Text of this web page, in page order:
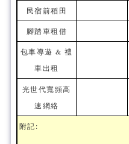
民宿前稻田
腳踏車租借
包車導遊 & 禮
車出租
光世代寬頻高
速網絡
附記: